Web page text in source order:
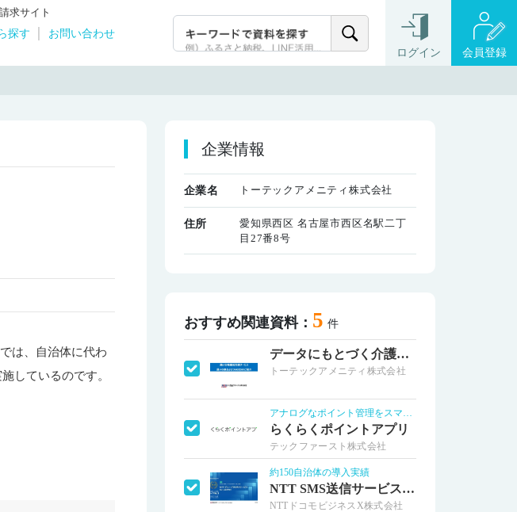
求サイト
探す
お問い合わせ
ログイン 会員登録
は、自治体に代わ
しているのです。
企業情報
企業名 トーテックアメニティ株式会社
住所
愛知県西区 名古屋市西区名駅二丁
目27番8号
おすすめ関連資料： 5 件
データにもとづく介護予防策の改善
トーテックアメニティ株式会社
アナログなポイント管理をスマホアプリで！
らくらくポイントアプリ
テックファースト株式会社
約150自治体の導入実績
NTT SMS送信サービスLGWAN
NTTドコモビジネスX株式会社